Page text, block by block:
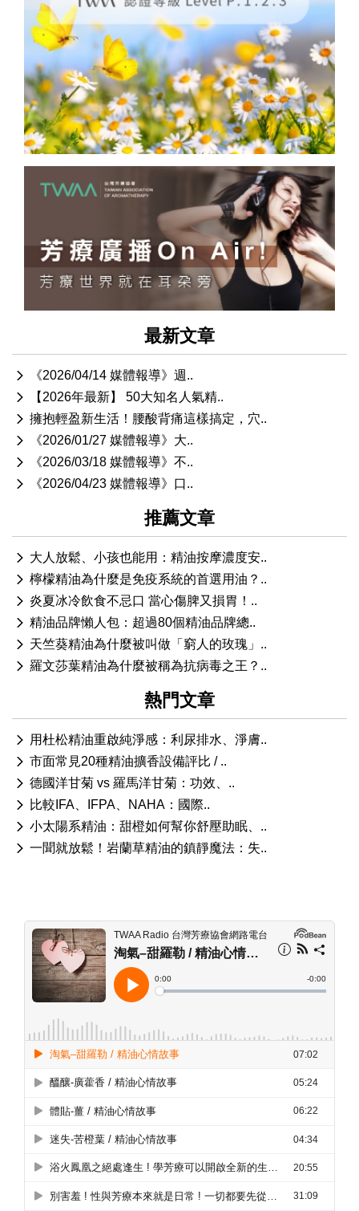
最新文章
《2026/04/14 媒體報導》週..
【2026年最新】 50大知名人氣精..
擁抱輕盈新生活！腰酸背痛這樣搞定，穴..
《2026/01/27 媒體報導》大..
《2026/03/18 媒體報導》不..
《2026/04/23 媒體報導》口..
推薦文章
大人放鬆、小孩也能用：精油按摩濃度安..
檸檬精油為什麼是免疫系統的首選用油？..
炎夏冰冷飲食不忌口 當心傷脾又損胃！..
精油品牌懶人包：超過80個精油品牌總..
天竺葵精油為什麼被叫做「窮人的玫瑰」..
羅文莎葉精油為什麼被稱為抗病毒之王？..
熱門文章
用杜松精油重啟純淨感：利尿排水、淨膚..
市面常見20種精油擴香設備評比 / ..
德國洋甘菊 vs 羅馬洋甘菊：功效、..
比較IFA、IFPA、NAHA：國際..
小太陽系精油：甜橙如何幫你舒壓助眠、..
一聞就放鬆！岩蘭草精油的鎮靜魔法：失..